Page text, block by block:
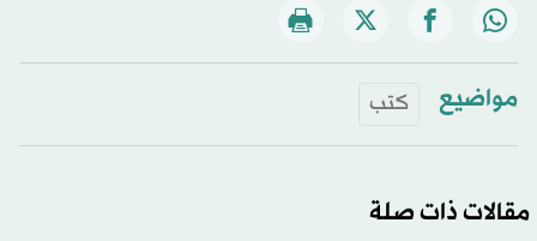
مواضيع كتب
مقالات ذات صلة